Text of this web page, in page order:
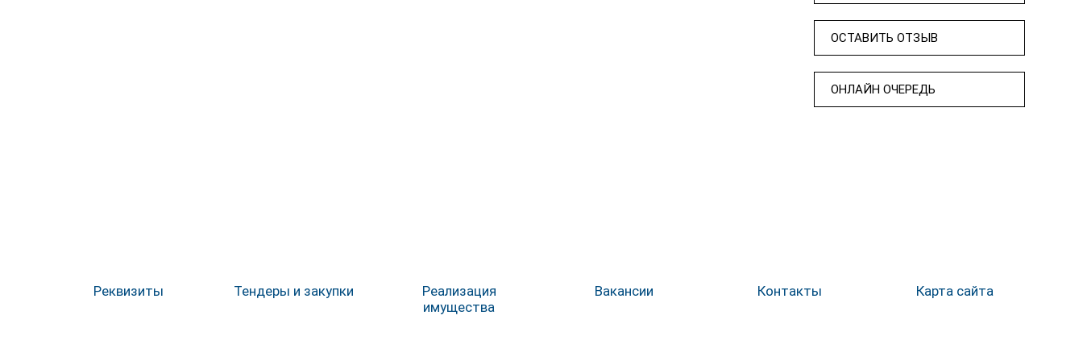
ОСТАВИТЬ ОТЗЫВ
ОНЛАЙН ОЧЕРЕДЬ
Реквизиты Тендеры и закупки
Реализация
имущества
Вакансии Контакты Карта сайта